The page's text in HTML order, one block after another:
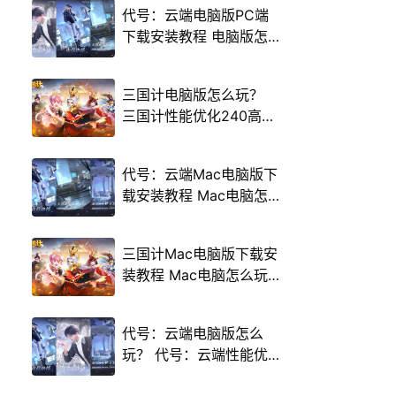
代号：云端电脑版PC端
下载安装教程 电脑版怎
三国计电脑版怎么玩？
三国计性能优化240高帧
代号：云端Mac电脑版下
载安装教程 Mac电脑怎
三国计Mac电脑版下载安
装教程 Mac电脑怎么玩
代号：云端电脑版怎么
玩？ 代号：云端性能优